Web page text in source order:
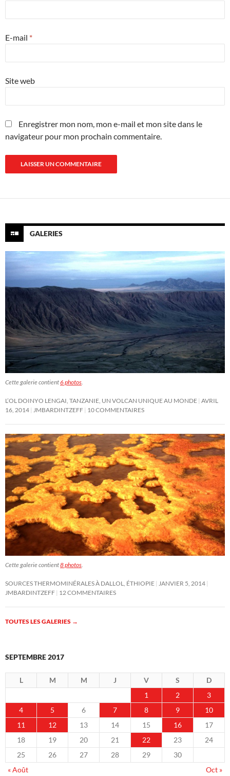
E-mail *
Site web
Enregistrer mon nom, mon e-mail et mon site dans le
navigateur pour mon prochain commentaire.
GALERIES
Cette galerie contient6 photos.
L’OL DOINYO LENGAI, TANZANIE, UN VOLCAN UNIQUE AU MONDE AVRIL
16, 2014 JMBARDINTZEFF 10 COMMENTAIRES
Cette galerie contient8 photos.
SOURCES THERMOMINÉRALES À DALLOL, ÉTHIOPIE JANVIER 5, 2014
JMBARDINTZEFF 12 COMMENTAIRES
TOUTES LES GALERIES →
SEPTEMBRE 2017
L M M J V S
D
1
2
3
4
5 6 7 8 9
10
11
12 13 14 15 16
17
18
19 20 21 22 23
24
25
26 27 28 29
30
« Août
Oct »